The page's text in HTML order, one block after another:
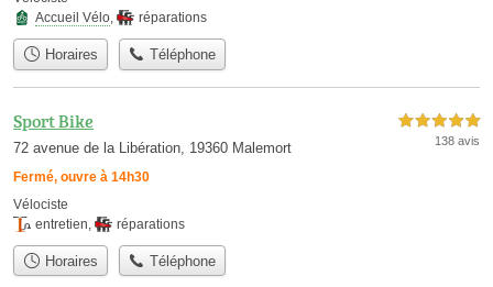
Accueil Vélo, réparations
Horaires Téléphone
Sport Bike
72 avenue de la Libération, 19360 Malemort
Fermé, ouvre à 14h30
5,0 étoiles sur 5
138 avis
Vélociste
entretien
réparations
Horaires Téléphone